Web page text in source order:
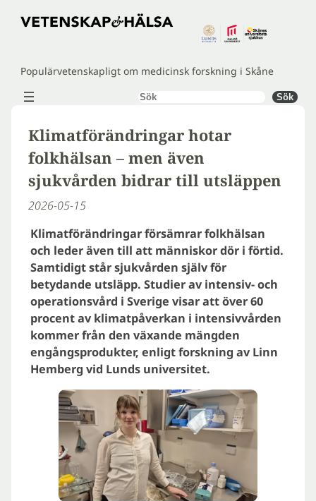
Hoppa
Populärvetenskapligt om medicinsk forskning i Skåne
Sök Sök
Klimatförändringar hotar
folkhälsan – men även
sjukvården bidrar till utsläppen
2026-05-15
Klimatförändringar försämrar folkhälsan
och leder även till att människor dör i förtid.
Samtidigt står sjukvården själv för
betydande utsläpp. Studier av intensiv- och
operationsvård i Sverige visar att över 60
procent av klimatpåverkan i intensivvården
kommer från den växande mängden
engångsprodukter, enligt forskning av Linn
Hemberg vid Lunds universitet.